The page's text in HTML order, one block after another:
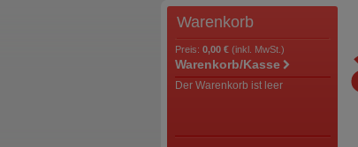
Warenkorb
Preis: 0,00 € (inkl. MwSt.)
Warenkorb/Kasse
Der Warenkorb ist leer